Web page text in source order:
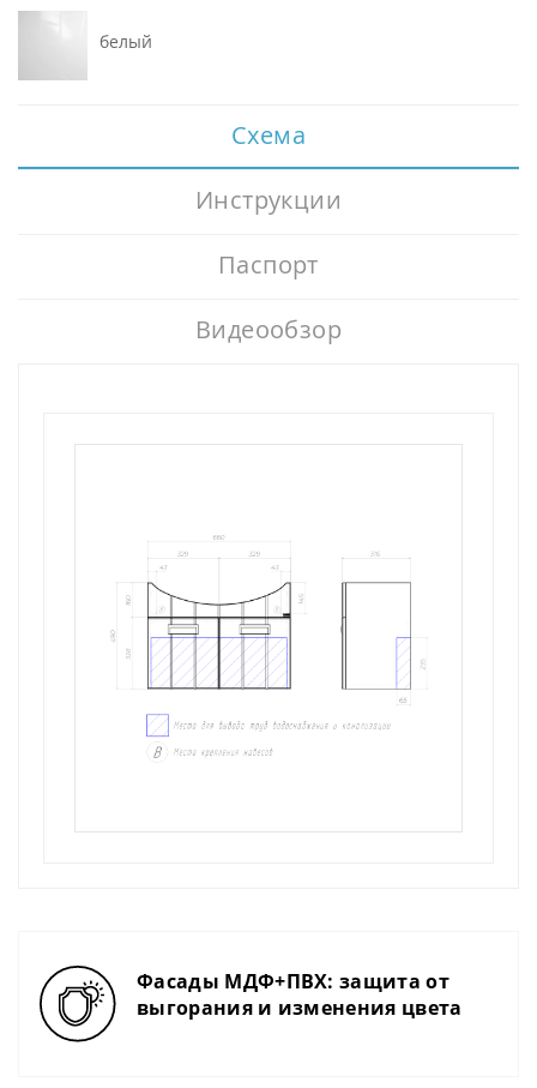
белый
Схема
Инструкции
Паспорт
Видеообзор
Фасады МДФ+ПВХ: защита от
выгорания и изменения цвета